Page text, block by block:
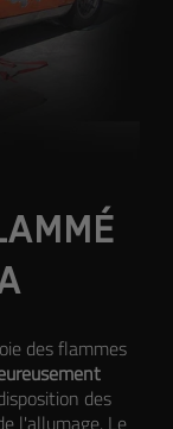
des flammes
des
l'allumage. Le